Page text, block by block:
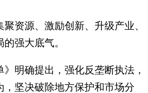
资源、激励创新、升级产业、
强大底气。
明确提出，强化反垄断执法，
坚决破除地方保护和市场分